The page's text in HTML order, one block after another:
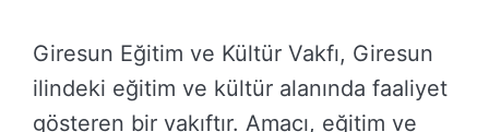
Giresun Eğitim ve Kültür Vakfı, Giresun
ilindeki eğitim ve kültür alanında faaliyet
gösteren bir vakıftır. Amacı, eğitim ve